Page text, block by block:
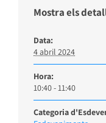
Mostra els
Data:
4 abril 2024
Hora:
10:40 - 11:40
Categoria